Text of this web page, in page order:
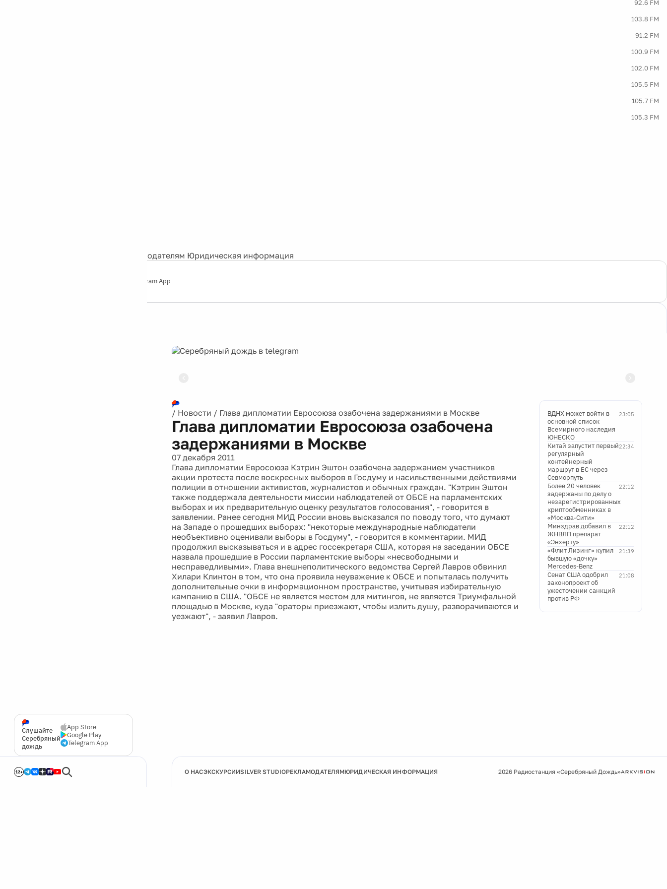
92.6 FM
103.8 FM
91.2 FM
100.9 FM
102.0 FM
105.5 FM
105.7 FM
105.3 FM
Рекламодателям Юридическая информация
Telegram App
Слушайте
Серебряный
дождь
App Store
Google Play
Telegram App
12+
/ Новости / Глава дипломатии Евросоюза озабочена задержаниями в Москве
Глава дипломатии Евросоюза озабочена
задержаниями в Москве
07 декабря 2011
Глава дипломатии Евросоюза Кэтрин Эштон озабочена задержанием участников
акции протеста после воскресных выборов в Госдуму и насильственными действиями
полиции в отношении активистов, журналистов и обычных граждан. "Кэтрин Эштон
также поддержала деятельности миссии наблюдателей от ОБСЕ на парламентских
выборах и их предварительную оценку результатов голосования", - говорится в
заявлении. Ранее сегодня МИД России вновь высказался по поводу того, что думают
на Западе о прошедших выборах: "некоторые международные наблюдатели
необъективно оценивали выборы в Госдуму", - говорится в комментарии. МИД
продолжил высказываться и в адрес госсекретаря США, которая на заседании ОБСЕ
назвала прошедшие в России парламентские выборы «несвободными и
несправедливыми». Глава внешнеполитического ведомства Сергей Лавров обвинил
Хилари Клинтон в том, что она проявила неуважение к ОБСЕ и попыталась получить
дополнительные очки в информационном пространстве, учитывая избирательную
кампанию в США. "ОБСЕ не является местом для митингов, не является Триумфальной
площадью в Москве, куда "ораторы приезжают, чтобы излить душу, разворачиваются и
уезжают", - заявил Лавров.
23:05
ВДНХ может войти в
основной список
Всемирного наследия
ЮНЕСКО
22:34
Китай запустит первый
регулярный
контейнерный
маршрут в ЕС через
Севморпуть
22:12
Более 20 человек
задержаны по делу о
незарегистрированных
криптообменниках в
«Москва-Сити»
22:12
Минздрав добавил в
ЖНВЛП препарат
«Энхерту»
21:39
«Флит Лизинг» купил
бывшую «дочку»
Mercedes-Benz
21:08
Сенат США одобрил
законопроект об
ужесточении санкций
против РФ
О НАСЭКСКУРСИИSILVER STUDIOРЕКЛАМОДАТЕЛЯМЮРИДИЧЕСКАЯ ИНФОРМАЦИЯ 2026 Радиостанция «Серебряный Дождь»